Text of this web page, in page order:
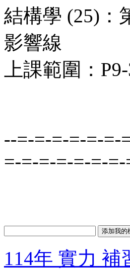
結構學 (25)：
影響線
上課範圍：
--=-=-=-=-=-=-
=-=-=-=-=-=-
114年 實力